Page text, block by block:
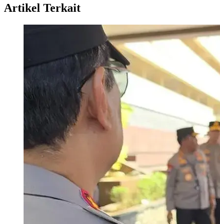
Artikel Terkait